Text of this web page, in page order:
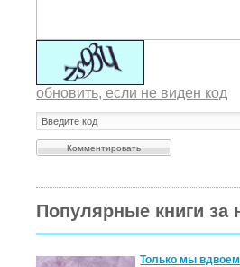
обновить, если не виден код
Популярные книги за
Только мы вдвоем